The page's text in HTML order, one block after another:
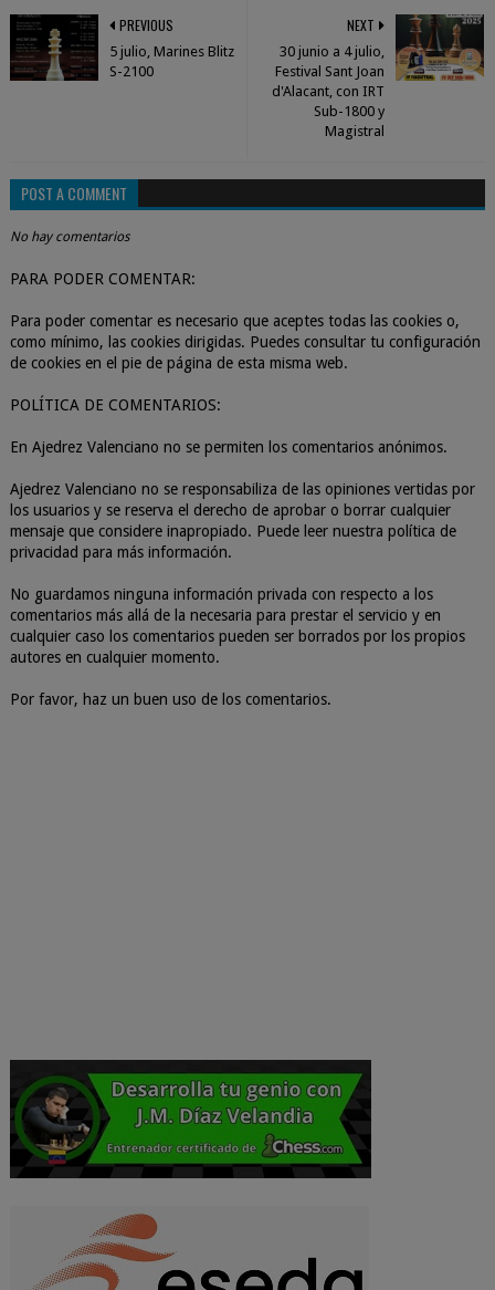
NEXT
30 junio a 4 julio,
Festival Sant Joan
d'Alacant, con IRT
Sub-1800 y
Magistral
PREVIOUS
5 julio, Marines Blitz
S-2100
POST A COMMENT
No hay comentarios
PARA PODER COMENTAR:
Para poder comentar es necesario que aceptes todas las cookies o,
como mínimo, las cookies dirigidas. Puedes consultar tu configuración
de cookies en el pie de página de esta misma web.
POLÍTICA DE COMENTARIOS:
En Ajedrez Valenciano no se permiten los comentarios anónimos.
Ajedrez Valenciano no se responsabiliza de las opiniones vertidas por
los usuarios y se reserva el derecho de aprobar o borrar cualquier
mensaje que considere inapropiado. Puede leer nuestra política de
privacidad para más información.
No guardamos ninguna información privada con respecto a los
comentarios más allá de la necesaria para prestar el servicio y en
cualquier caso los comentarios pueden ser borrados por los propios
autores en cualquier momento.
Por favor, haz un buen uso de los comentarios.